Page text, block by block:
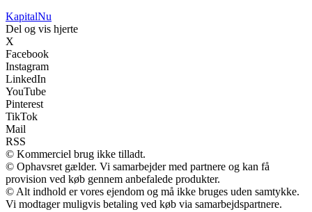
KapitalNu
Del og vis hjerte
X
Facebook
Instagram
LinkedIn
YouTube
Pinterest
TikTok
Mail
RSS
© Kommerciel brug ikke tilladt.
© Ophavsret gælder. Vi samarbejder med partnere og kan få
provision ved køb gennem anbefalede produkter.
© Alt indhold er vores ejendom og må ikke bruges uden samtykke.
Vi modtager muligvis betaling ved køb via samarbejdspartnere.